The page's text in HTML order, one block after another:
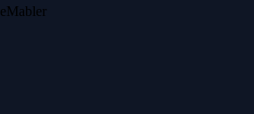
eMabler